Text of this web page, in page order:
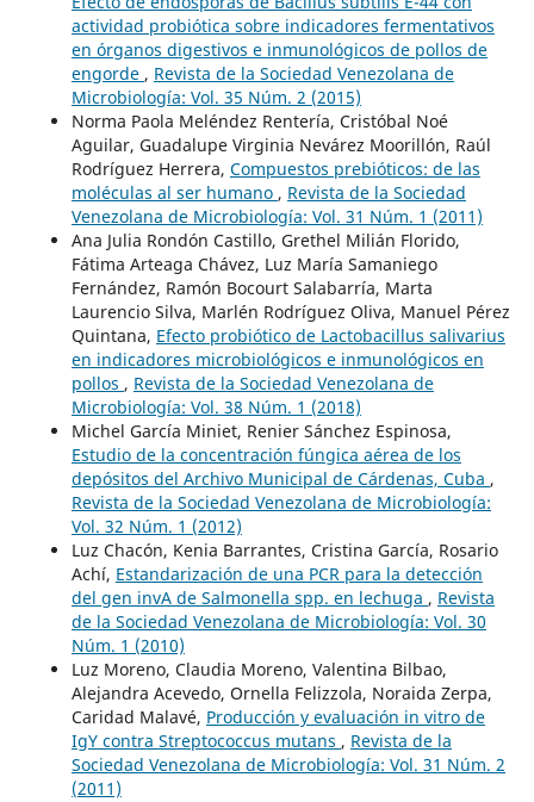
actividad probiótica sobre indicadores fermentativos
en órganos digestivos e inmunológicos de pollos de
engorde , Revista de la Sociedad Venezolana de
Microbiología: Vol. 35 Núm. 2 (2015)
Norma Paola Meléndez Rentería, Cristóbal Noé
Aguilar, Guadalupe Virginia Nevárez Moorillón, Raúl
Rodríguez Herrera, Compuestos prebióticos: de las
moléculas al ser humano , Revista de la Sociedad
Venezolana de Microbiología: Vol. 31 Núm. 1 (2011)
Ana Julia Rondón Castillo, Grethel Milián Florido,
Fátima Arteaga Chávez, Luz María Samaniego
Fernández, Ramón Bocourt Salabarría, Marta
Laurencio Silva, Marlén Rodríguez Oliva, Manuel Pérez
Quintana, Efecto probiótico de Lactobacillus salivarius
en indicadores microbiológicos e inmunológicos en
pollos , Revista de la Sociedad Venezolana de
Microbiología: Vol. 38 Núm. 1 (2018)
Michel García Miniet, Renier Sánchez Espinosa,
Estudio de la concentración fúngica aérea de los
depósitos del Archivo Municipal de Cárdenas, Cuba ,
Revista de la Sociedad Venezolana de Microbiología:
Vol. 32 Núm. 1 (2012)
Luz Chacón, Kenia Barrantes, Cristina García, Rosario
Achí, Estandarización de una PCR para la detección
del gen invA de Salmonella spp. en lechuga , Revista
de la Sociedad Venezolana de Microbiología: Vol. 30
Núm. 1 (2010)
Luz Moreno, Claudia Moreno, Valentina Bilbao,
Alejandra Acevedo, Ornella Felizzola, Noraida Zerpa,
Caridad Malavé, Producción y evaluación in vitro de
IgY contra Streptococcus mutans , Revista de la
Sociedad Venezolana de Microbiología: Vol. 31 Núm. 2
(2011)